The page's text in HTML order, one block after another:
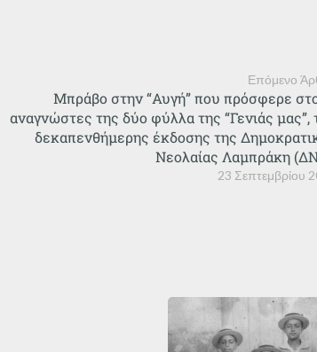
Επόμενο
23 Σεπτεμβρίου
Μπράβο στην “Αυγή” που πρόσφερε
αναγνώστες της δύο φύλλα της “Γενιάς μας”,
δεκαπενθήμερης έκδοσης της
Νεολαίας Λαμπράκη